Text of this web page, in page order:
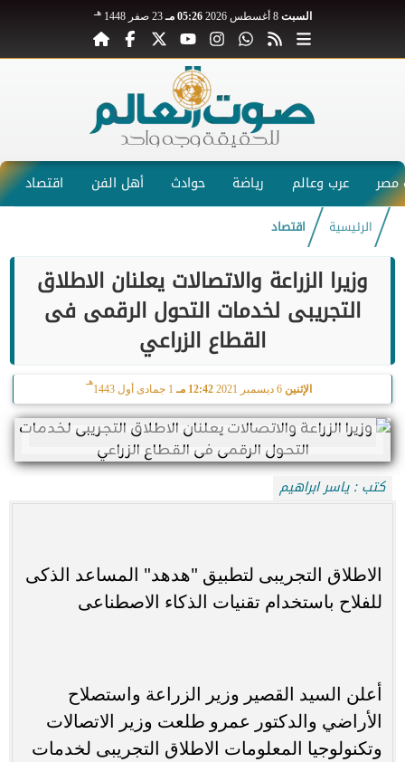
السبت 8 أغسطس 2026 05:26 مـ 23 صفر 1448 هـ
عرب وعالم رياضة حوادث أهل الفن اقتصاد
الرئيسية اقتصاد
وزيرا الزراعة والاتصالات يعلنان الاطلاق
التجريبى لخدمات التحول الرقمى فى
القطاع الزراعي
الإثنين 12:42 مـ 1 جمادى أول 1443
هـ
كتب : ياسر ابراهيم
الاطلاق التجريبى لتطبيق "هدهد" المساعد الذكى
للفلاح باستخدام تقنيات الذكاء الاصطناعى
‏أعلن السيد القصير وزير الزراعة واستصلاح
الأراضي والدكتور عمرو طلعت وزير الاتصالات
وتكنولوجيا المعلومات الاطلاق التجريبى لخدمات